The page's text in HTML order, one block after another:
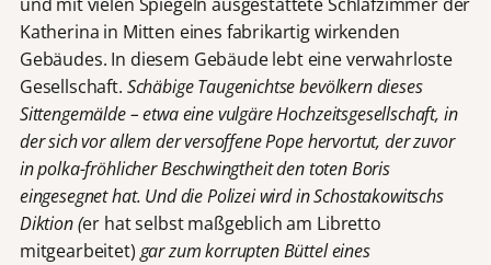
und mit vielen Spiegeln ausgestattete Schlafzimmer der
Katherina in Mitten eines fabrikartig wirkenden
Gebäudes. In diesem Gebäude lebt eine verwahrloste
Gesellschaft. Schäbige Taugenichtse bevölkern dieses
Sittengemälde – etwa eine vulgäre Hochzeitsgesellschaft, in
der sich vor allem der versoffene Pope hervortut, der zuvor
in polka-fröhlicher Beschwingtheit den toten Boris
eingesegnet hat. Und die Polizei wird in Schostakowitschs
Diktion (er hat selbst maßgeblich am Libretto
mitgearbeitet)gar zum korrupten Büttel eines